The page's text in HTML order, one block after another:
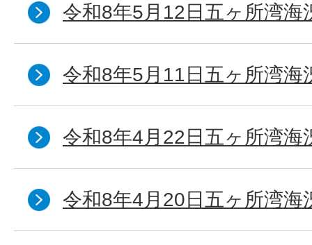
令和8年5月12日五ヶ所湾海
令和8年5月11日五ヶ所湾海
令和8年4月22日五ヶ所湾海
令和8年4月20日五ヶ所湾海